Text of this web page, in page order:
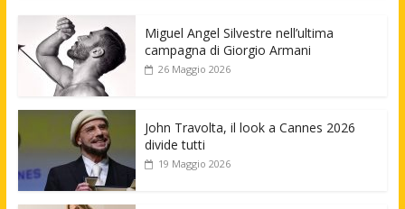
Miguel Angel Silvestre nell’ultima
campagna di Giorgio Armani
26 Maggio 2026
John Travolta, il look a Cannes 2026
divide tutti
19 Maggio 2026